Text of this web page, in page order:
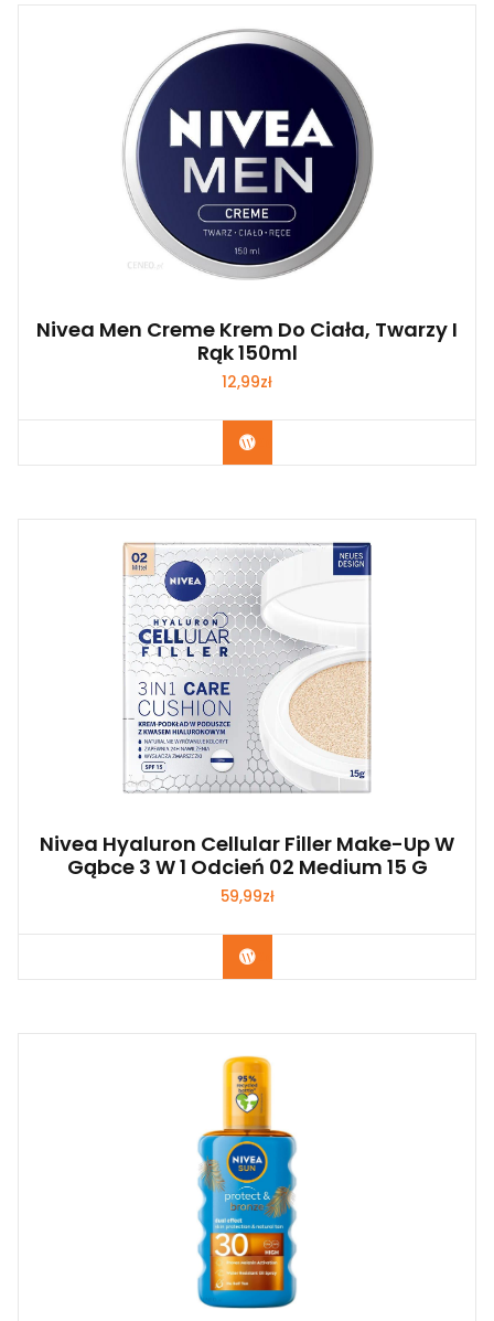
Nivea Men Creme Krem Do Ciała, Twarzy I
Rąk 150ml
12,99zł
Zobacz
Nivea Hyaluron Cellular Filler Make-Up W
Gąbce 3 W 1 Odcień 02 Medium 15 G
59,99zł
Zobacz